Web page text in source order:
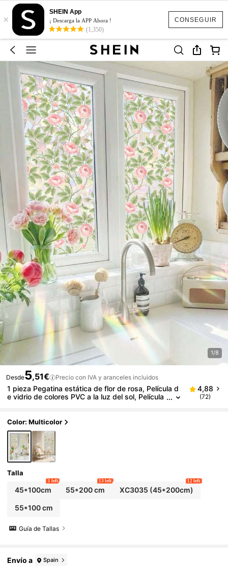
CONSEGUIR
×
SHEIN App
¡ Descarga la APP Ahora !
(1,350)
1/8
Desde5,51€ Precio con IVA y aranceles incluidos
1 pieza Pegatina estática de flor de rosa, Película d
e vidrio de colores PVC a la luz del sol, Película
gatina de adsorción estática de color removible, Ad
ecuada para decoración del hogar, cocina, oficina, e
scaparate de la tienda, puerta corredera, pegatinas
de decoración del baño, decoración de cocina
4,88
(72)
Color: Multicolor
Talla
45*100cm
1 left
55*200 cm
13 left
XC3035 (45*200cm)
12 left
55*100 cm
Guía de Tallas
Envío a Spain